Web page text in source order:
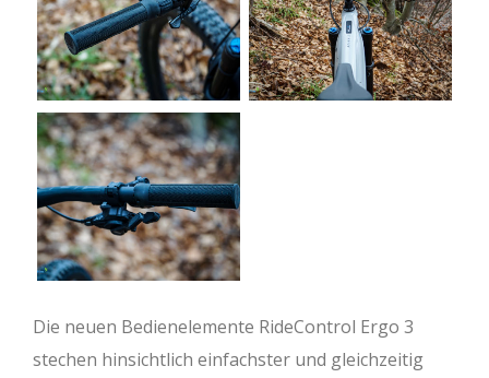
Die neuen Bedienelemente RideControl Ergo 3
stechen hinsichtlich einfachster und gleichzeitig